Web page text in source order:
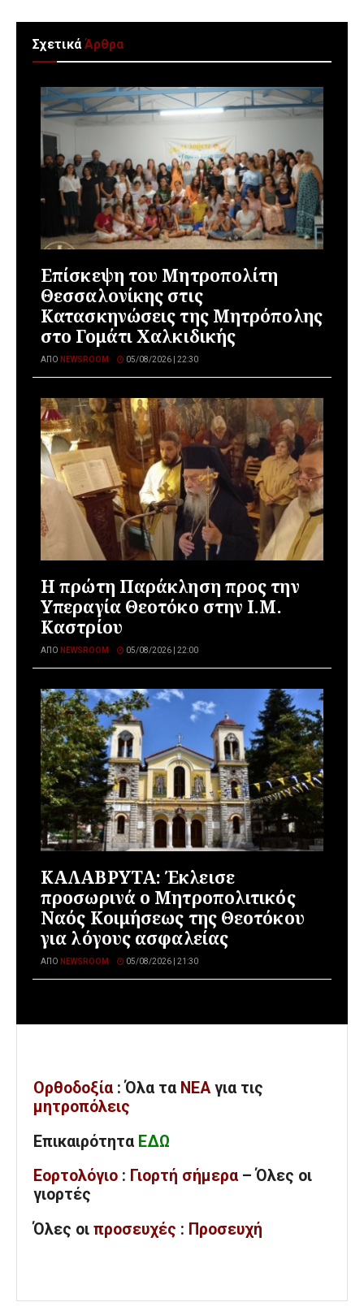
ΣχετικάΆρθρα
Επίσκεψη του Μητροπολίτη
Θεσσαλονίκης στις
Κατασκηνώσεις της Μητρόπολης
στο Γομάτι Χαλκιδικής
ΑΠΌ NEWSROOM 05/08/2026 | 22:30
Η πρώτη Παράκληση προς την
Υπεραγία Θεοτόκο στην Ι.Μ.
Καστρίου
ΑΠΌ NEWSROOM 05/08/2026 | 22:00
ΚΑΛΑΒΡΥΤΑ: Έκλεισε
προσωρινά ο Μητροπολιτικός
Ναός Κοιμήσεως της Θεοτόκου
για λόγους ασφαλείας
ΑΠΌ NEWSROOM 05/08/2026 | 21:30
Ορθοδοξία : Όλα τα ΝΕΑ για τις
μητροπόλεις
Επικαιρότητα ΕΔΩ
Εορτολόγιο : Γιορτή σήμερα – Όλες οι
γιορτές
Όλες οι προσευχές : Προσευχή